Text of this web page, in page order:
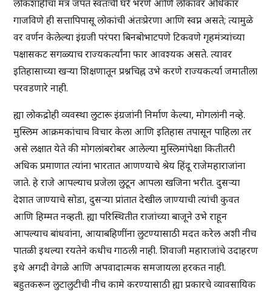
लोकशाहीचा मंत्र जपत स्वतःची घरे भरणे आणि लोकांवर अधिकार
गाजविणे ही सत्तापिपासू लोकांची अंतःप्रेरणा आणि स्वप्न असते; त्यामुळे
वर वर्णन केलेल्या इंग्रजी परंपरा बिनबोभाटपणे टिकवणे गृहमंत्र्यांच्या
पक्षासकट सगळ्याच राज्यकर्त्यांना फार आवश्यक असते. त्यावर
इतिहासाच्या खर्‍या शिक्षणातून प्रश्नचिह्न उभे करणे राज्यकर्त्या जमातीला
परवडणारे नाही.
ह्या लोकद्रोही व्यवस्था लुटारू इंग्रजांनी निर्माण केल्या, मोगलांनी नव्हे.
मुस्लिम आक्रमकांचाच विचार केला आणि इतिहास तपासून पाहिला तर
असे लक्षात येते की मोगलांबरोबर आलेल्या मुस्लिमांपेक्षा कितीतरी
अधिक प्रमाणात त्यांना भारतात आणण्याचे श्रेय हिंदू राजेमहाराजांना
जाते. हे राजे आपल्याच प्रजेला लुटून आपला खजिना भरीत. दुसर्‍या
देशात जाण्याचे सोडा, दुसर्‍या प्रांतात देखील जाण्याची त्यांची कुवत
आणि हिम्मत नव्हती. ह्या परिस्थितीत राजांच्या बाजूने उभे राहून
आपल्याच बांधवांना, आयाबहिणींना लुटण्यासाठी मदत करेल अशी नीच
पातळी इथल्या रयतेने कधीच गाठली नाही. शिवाजी महाराजांचे उदाहरण
इथे अगदी वेगळे आणि अपवादात्मक समजायला हरकत नाही.
बहुतकरून लुटालुटीची नीच कामे करण्यासाठी ह्या प्रकारचे व्यावसायिक